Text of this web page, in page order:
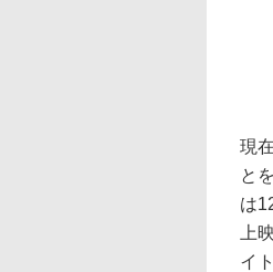
現
と
は
上
イ